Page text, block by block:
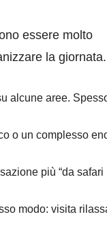
essere molto
la giornata.
alcune aree.
o un complesso
più “da safari
modo: visita